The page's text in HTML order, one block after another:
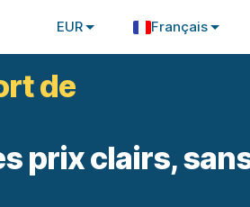
EUR Français
de
prix clairs,